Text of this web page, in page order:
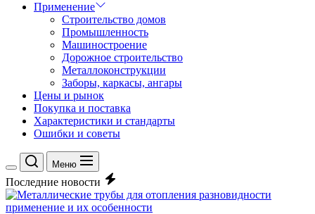
Применение
Строительство домов
Промышленность
Машиностроение
Дорожное строительство
Металлоконструкции
Заборы, каркасы, ангары
Цены и рынок
Покупка и поставка
Характеристики и стандарты
Ошибки и советы
Переключение
цветового
режима
Меню
Последние новости